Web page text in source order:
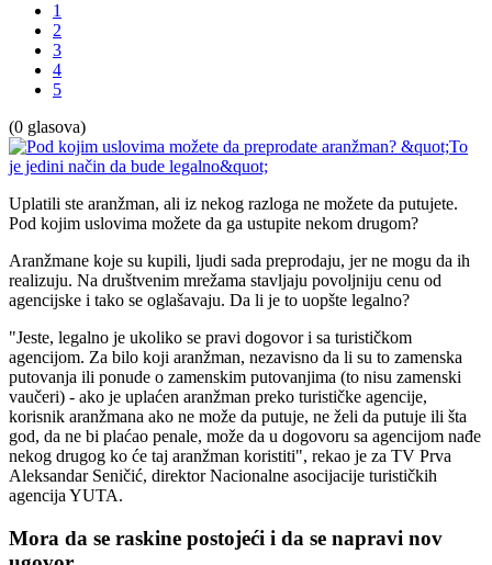
1
2
3
4
5
(0 glasova)
Uplatili ste aranžman, ali iz nekog razloga ne možete da putujete.
Pod kojim uslovima možete da ga ustupite nekom drugom?
Aranžmane koje su kupili, ljudi sada preprodaju, jer ne mogu da ih
realizuju. Na društvenim mrežama stavljaju povoljniju cenu od
agencijske i tako se oglašavaju. Da li je to uopšte legalno?
"Jeste, legalno je ukoliko se pravi dogovor i sa turističkom
agencijom. Za bilo koji aranžman, nezavisno da li su to zamenska
putovanja ili ponude o zamenskim putovanjima (to nisu zamenski
vaučeri) - ako je uplaćen aranžman preko turističke agencije,
korisnik aranžmana ako ne može da putuje, ne želi da putuje ili šta
god, da ne bi plaćao penale, može da u dogovoru sa agencijom nađe
nekog drugog ko će taj aranžman koristiti", rekao je za TV Prva
Aleksandar Seničić, direktor Nacionalne asocijacije turističkih
agencija YUTA.
Mora da se raskine postojeći i da se napravi nov